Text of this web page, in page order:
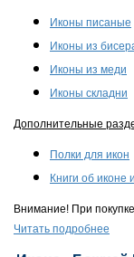
Иконы писаные
Иконы из
Иконы из меди
Иконы складни
Дополнительные
Полки для икон
Книги об иконе
Внимание! При
Читать подробнее